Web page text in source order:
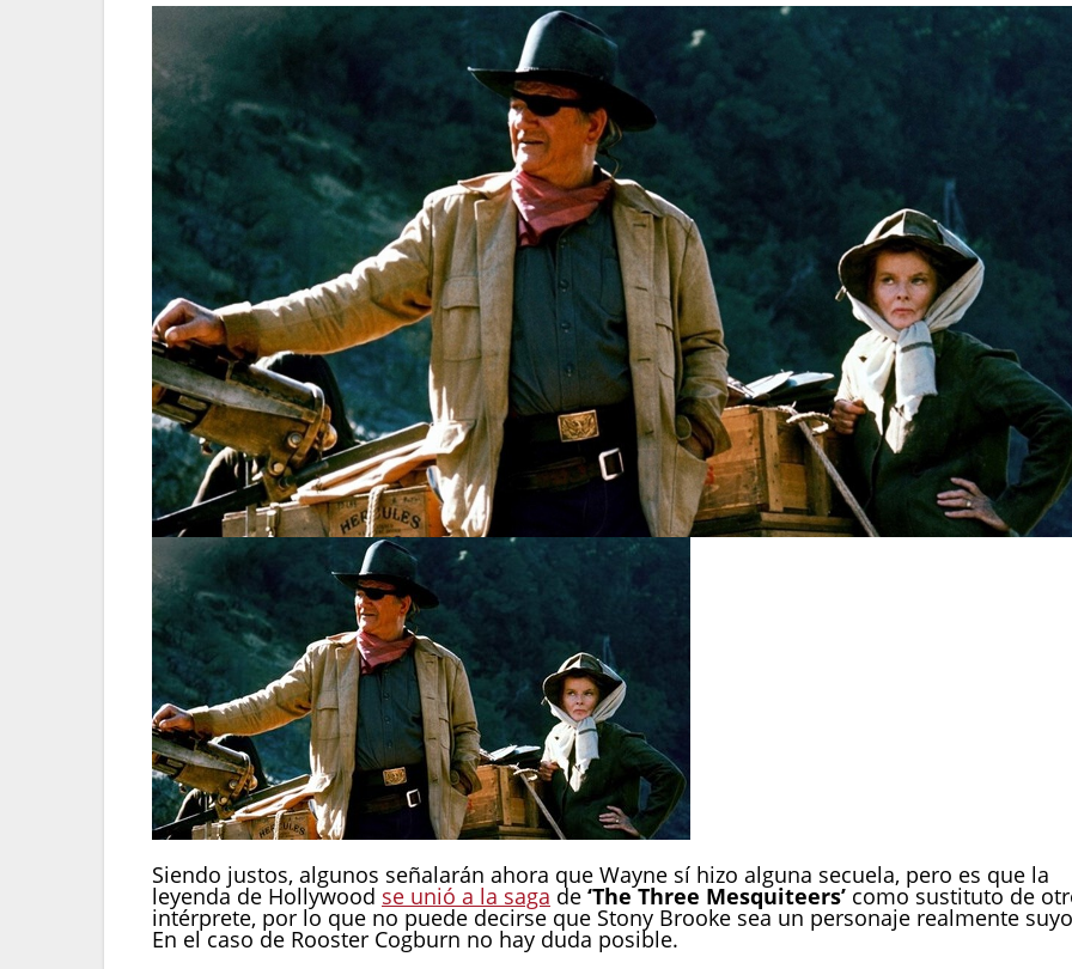
Siendo justos, algunos señalarán ahora que Wayne sí hizo alguna secuela, pero es que la
leyenda de Hollywood se unió a la saga de ‘The Three Mesquiteers’ como sustituto de
intérprete, por lo que no puede decirse que Stony Brooke sea un personaje realmente
En el caso de Rooster Cogburn no hay duda posible.